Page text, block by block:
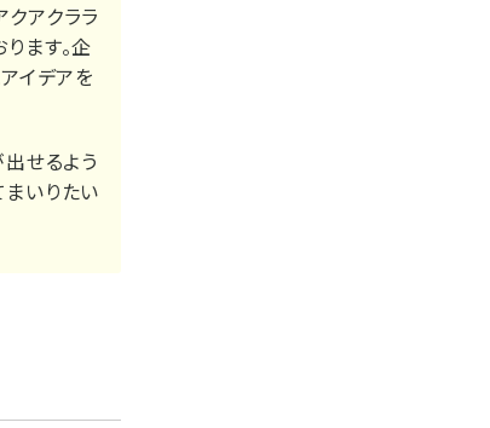
アクララ
ます。企
イデアを
せるよう
いりたい